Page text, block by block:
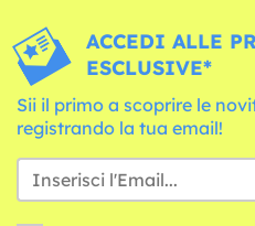
ACCEDI ALLE
ESCLUSIVE*
Sii il primo a scoprire le
registrando la tua email!